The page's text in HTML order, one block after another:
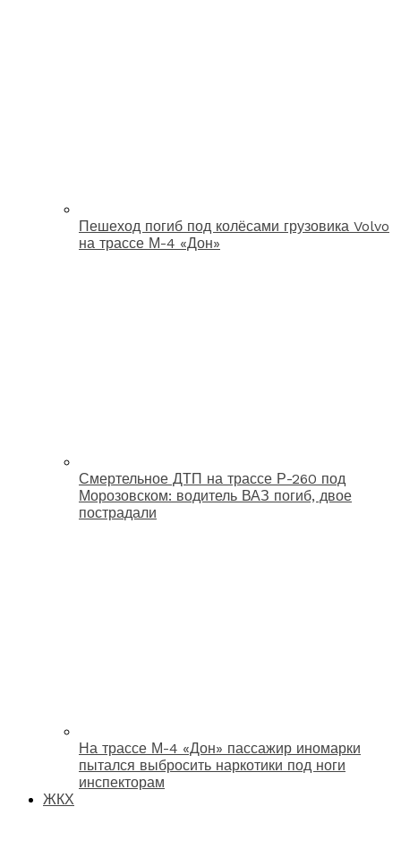
Пешеход погиб под колёсами грузовика Volvo
на трассе М-4 «Дон»
Смертельное ДТП на трассе Р-260 под
Морозовском: водитель ВАЗ погиб, двое
пострадали
На трассе М-4 «Дон» пассажир иномарки
пытался выбросить наркотики под ноги
инспекторам
ЖКХ